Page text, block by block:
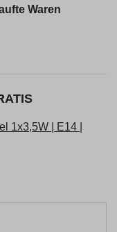
Waren
1x3,5W | E14 |